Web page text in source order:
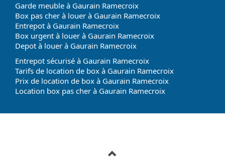
Garde meuble à Gaurain Ramecroix
Box pas cher à louer à Gaurain Ramecroix
Entrepot à Gaurain Ramecroix
Box urgent à louer à Gaurain Ramecroix
Depot à louer à Gaurain Ramecroix
Entrepot sécurisé à Gaurain Ramecroix
Tarifs de location de box à Gaurain Ramecroix
Prix de location de box à Gaurain Ramecroix
Location box pas cher à Gaurain Ramecroix